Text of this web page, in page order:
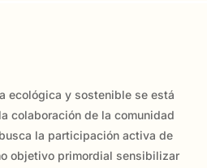
ecológica y sostenible se está
colaboración de la comunidad
la participación activa de
objetivo primordial sensibilizar